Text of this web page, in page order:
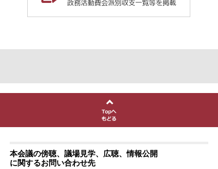
本会議の傍聴、議場見学、広聴、情報公開
に関するお問い合わせ先